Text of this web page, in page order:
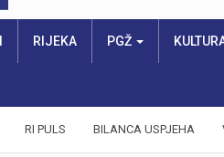
RIJEKA PGŽ
RI PULS BILANCA USPJEHA